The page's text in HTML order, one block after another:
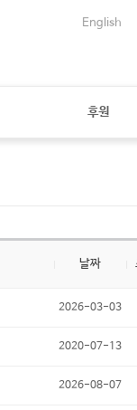
English
후원
날짜
2026-03-03
2020-07-13
2026-08-07